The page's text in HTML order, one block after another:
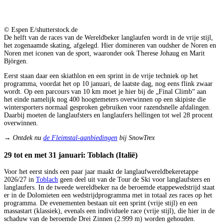
© Espen E/shutterstock.de
De helft van de races van de Wereldbeker langlaufen wordt in de vrije stijl,
het zogenaamde skating, afgelegd. Hier domineren van oudsher de Noren en
Noren met iconen van de sport, waaronder ook Therese Johaug en Marit
Björgen.
Eerst staan daar een skiathlon en een sprint in de vrije techniek op het
programma, voordat het op 10 januari, de laatste dag, nog eens flink zwaar
wordt. Op een parcours van 10 km moet je hier bij de „Final Climb“ aan
het einde namelijk nog 400 hoogtemeters overwinnen op een skipiste die
wintersporters normaal gesproken gebruiken voor razendsnelle afdalingen.
Daarbij moeten de langlaufsters en langlaufers hellingen tot wel 28 procent
overwinnen.
→ Ontdek nu de Fleimstal-aanbiedingen bij SnowTrex
29 tot en met 31 januari: Toblach (Italië)
Voor het eerst sinds een paar jaar maakt de langlaufwereldbekeretappe
2026/27 in Toblach geen deel uit van de Tour de Ski voor langlaufsters en
langlaufers. In de tweede wereldbeker na de beroemde etappewedstrijd staat
er in de Dolomieten een wedstrijdprogramma met in totaal zes races op het
programma. De evenementen bestaan uit een sprint (vrije stijl) en een
massastart (klassiek), evenals een individuele race (vrije stijl), die hier in de
schaduw van de beroemde Drei Zinnen (2.999 m) worden gehouden.